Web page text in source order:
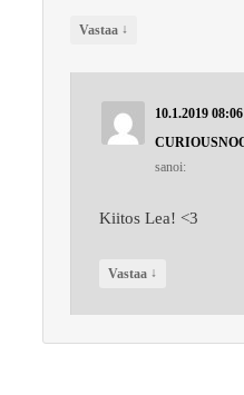
Vastaa ↓
10.1.2019 08:06
sanoi:
Kiitos Lea! <3
Vastaa ↓